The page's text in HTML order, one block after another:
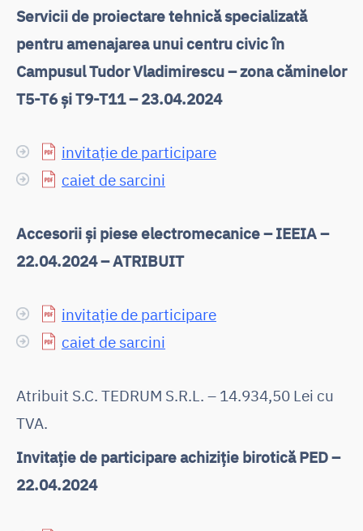
Servicii de proiectare tehnică specializată
pentru amenajarea unui centru civic în
Campusul Tudor Vladimirescu – zona căminelor
T5-T6 și T9-T11 – 23.04.2024
invitație de participare
caiet de sarcini
Accesorii și piese electromecanice – IEEIA –
22.04.2024 – ATRIBUIT
invitație de participare
caiet de sarcini
Atribuit S.C. TEDRUM S.R.L. – 14.934,50 Lei cu
TVA.
Invitație de participare achiziție birotică PED –
22.04.2024